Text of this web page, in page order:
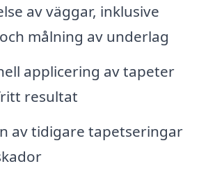
av väggar, inklusive
målning av underlag
applicering av tapeter
resultat
av tidigare tapetseringar